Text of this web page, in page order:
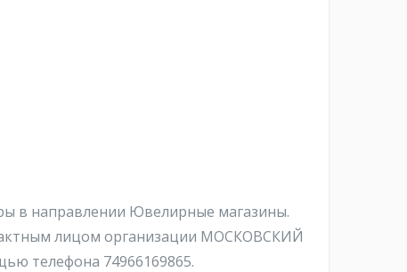
в направлении Ювелирные магазины.
лицом организации МОСКОВСКИЙ
телефона 74966169865.